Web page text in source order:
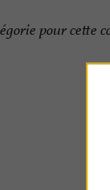
pour cette